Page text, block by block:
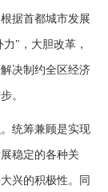
据首都城市发展
"，大胆改革，
决制约全区经济
。
统筹兼顾是实现
稳定的各种关
兴的积极性。同